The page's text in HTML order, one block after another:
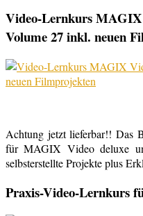
Video-Lernkurs
Volume 27 inkl. neuen
Achtung jetzt lieferbar!! Das
für MAGIX Video deluxe
selbsterstellte Projekte plus
Praxis-Video-Lernkurs